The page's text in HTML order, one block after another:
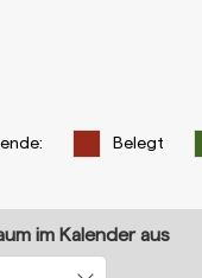
: Belegt
im Kalender aus